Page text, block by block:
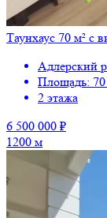
Таунхаус 70 м² с
Адлерский
Площадь: 70
2 этажа
6 500 000 ₽
1200 м